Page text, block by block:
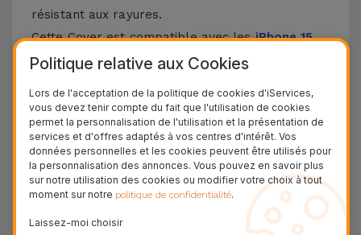
résistant aux rayures.
Cette Cover est compatible avec lesiPhone 15,
14, 13, 12, entre autres, ainsi qu'avec le modèle le
Protection à 3 couches avec coques en
silicone
Nos coques en silicone pour iPhone ont une
construction robuste et de qualité, avec une
construction à trois couches, pour éviter au
Politique relative aux Cookies
Lors de l'acceptation de la politique de cookies d'iServices,
vous devez tenir compte du fait que l'utilisation de cookies
permet la personnalisation de l'utilisation et la présentation de
services et d'offres adaptés à vos centres d'intérêt. Vos
données personnelles et les cookies peuvent être utilisés pour
la personnalisation des annonces. Vous pouvez en savoir plus
sur notre utilisation des cookies ou modifier votre choix à tout
moment sur notre politique de confidentialité.
Laissez-moi choisir